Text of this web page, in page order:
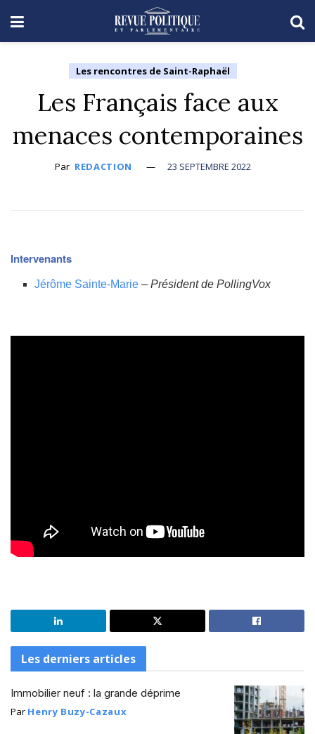
Les rencontres de Saint-Raphaël
Les Français face aux
menaces contemporaines
Par REDACTION 23 SEPTEMBRE 2022
Intervenants
Jérôme Sainte-Marie –Président de PollingVox
Les derniers articles
Immobilier neuf : la grande déprime
Par Henry Buzy-Cazaux